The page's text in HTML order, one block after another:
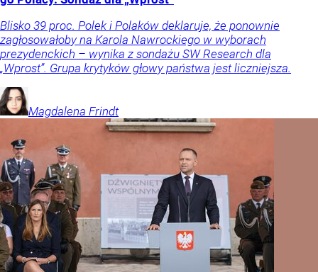
Blisko 39 proc. Polek i Polaków deklaruje, że ponownie
zagłosowałoby na Karola Nawrockiego w wyborach
prezydenckich – wynika z sondażu SW Research dla
„Wprost”. Grupa krytyków głowy państwa jest liczniejsza.
Magdalena Frindt